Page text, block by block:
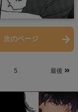
次のページ
5 最後